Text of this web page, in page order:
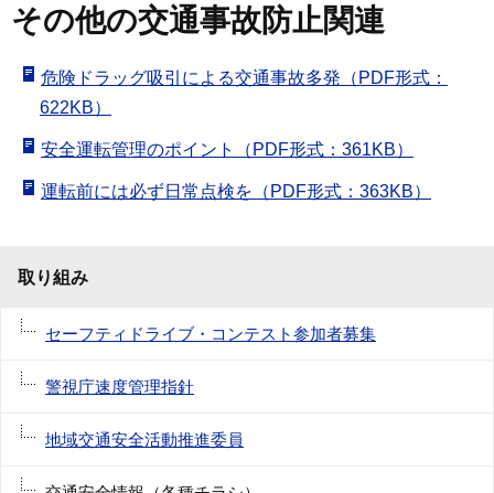
その他の交通事故防止関連
危険ドラッグ吸引による交通事故多発（PDF形式：
622KB）
安全運転管理のポイント（PDF形式：361KB）
運転前には必ず日常点検を（PDF形式：363KB）
取り組み
セーフティドライブ・コンテスト参加者募集
警視庁速度管理指針
地域交通安全活動推進委員